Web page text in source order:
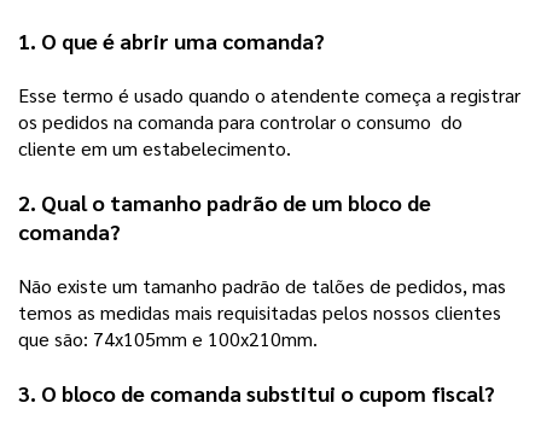
1. O que é abrir uma comanda?
Esse termo é usado quando o atendente começa a registrar
os pedidos na comanda para controlar o consumo  do
cliente em um estabelecimento.
2. Qual o tamanho padrão de um bloco de
comanda?
Não existe um tamanho padrão de talões de pedidos, mas
temos as medidas mais requisitadas pelos nossos clientes
que são: 74x105mm e 100x210mm.
3. O bloco de comanda substitui o cupom fiscal?